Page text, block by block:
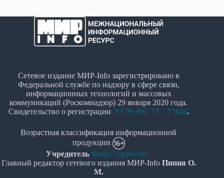
Сетевое издание МИР-Info зарегистрировано в
Федеральной службе по надзору в сфере связи,
информационных технологий и массовых
коммуникаций (Роскомнадзор) 29 января 2020 года.
Свидетельство о регистрации ЭЛ № ФС 77 – 77646.
Возрастная классификация информационной
продукции
Учредитель Фонд "Одиссей"
Главный редактор сетевого издания МИР-Info Пипия О.
М.